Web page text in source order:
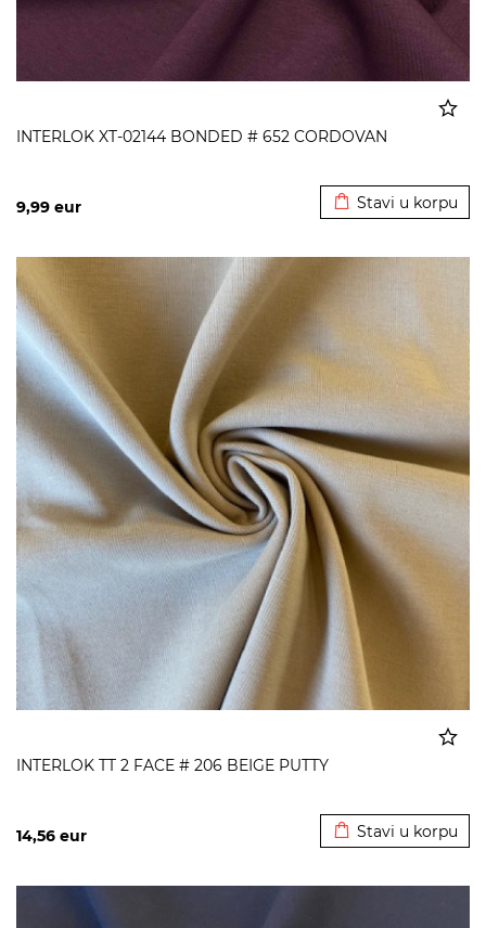
INTERLOK XT-02144 BONDED # 652 CORDOVAN
9,99 eur Stavi u korpu
INTERLOK TT 2 FACE # 206 BEIGE PUTTY
14,56 eur Stavi u korpu